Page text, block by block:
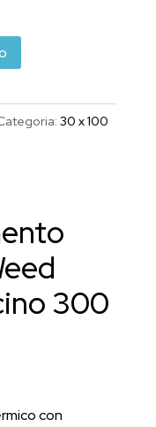
30 x 100
300
con